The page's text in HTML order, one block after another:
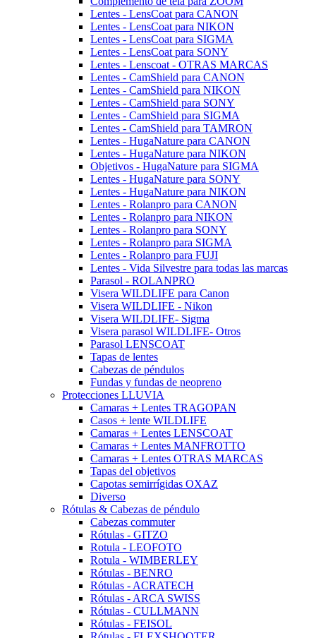
Lentes - LensCoat para CANON
Lentes - LensCoat para NIKON
Lentes - LensCoat para SIGMA
Lentes - LensCoat para SONY
Lentes - Lenscoat - OTRAS MARCAS
Lentes - CamShield para CANON
Lentes - CamShield para NIKON
Lentes - CamShield para SONY
Lentes - CamShield para SIGMA
Lentes - CamShield para TAMRON
Lentes - HugaNature para CANON
Lentes - HugaNature para NIKON
Objetivos - HugaNature para SIGMA
Lentes - HugaNature para SONY
Lentes - HugaNature para NIKON
Lentes - Rolanpro para CANON
Lentes - Rolanpro para NIKON
Lentes - Rolanpro para SONY
Lentes - Rolanpro para SIGMA
Lentes - Rolanpro para FUJI
Lentes - Vida Silvestre para todas las marcas
Parasol - ROLANPRO
Visera WILDLIFE para Canon
Visera WILDLIFE - Nikon
Visera WILDLIFE- Sigma
Visera parasol WILDLIFE- Otros
Parasol LENSCOAT
Tapas de lentes
Cabezas de péndulos
Fundas y fundas de neopreno
Protecciones LLUVIA
Camaras + Lentes TRAGOPAN
Casos + lente WILDLIFE
Camaras + Lentes LENSCOAT
Camaras + Lentes MANFROTTO
Camaras + Lentes OTRAS MARCAS
Tapas del objetivos
Capotas semirrígidas OXAZ
Diverso
Rótulas & Cabezas de péndulo
Cabezas commuter
Rótulas - GITZO
Rotula - LEOFOTO
Rotula - WIMBERLEY
Rótulas - BENRO
Rótulas - ACRATECH
Rótulas - ARCA SWISS
Rótulas - CULLMANN
Rótulas - FEISOL